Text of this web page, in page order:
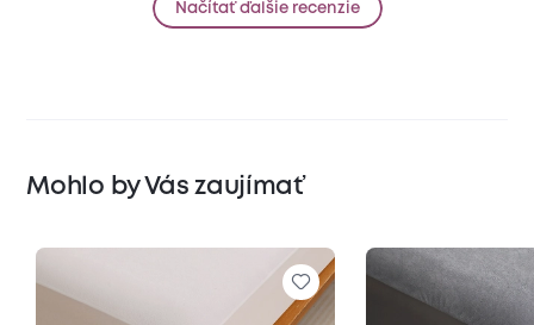
Načítať ďalšie recenzie
Mohlo by Vás zaujímať